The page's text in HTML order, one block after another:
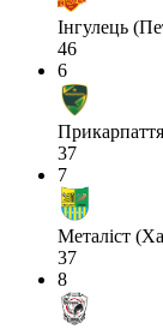
Інгулець
46
6
37
7
Металіст
37
8